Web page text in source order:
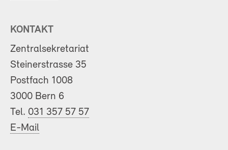
KONTAKT
Zentralsekretariat
Steinerstrasse 35
Postfach 1008
3000 Bern 6
Tel. 031 357 57 57
E-Mail